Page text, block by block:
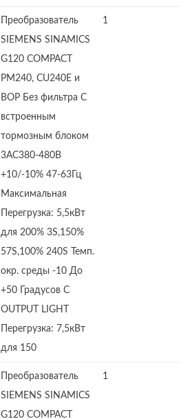
Преобразователь
SIEMENS SINAMICS
G120 COMPACT
PM240, CU240E и
BOP Без фильтра С
встроенным
тормозным блоком
3AC380-480В
+10/-10% 47-63Гц
Максимальная
Перегрузка: 5,5кВт
для 200% 3S,150%
57S,100% 240S Темп.
окр. среды -10 До
+50 Градусов C
OUTPUT LIGHT
Перегрузка: 7,5кВт
для 150
1
Преобразователь
SIEMENS SINAMICS
G120 COMPACT
1